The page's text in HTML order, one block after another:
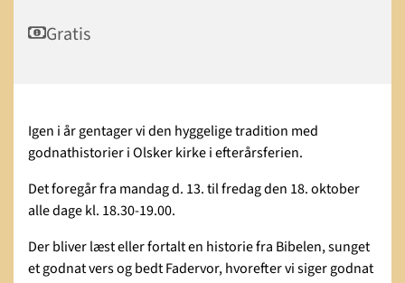
Gratis
Igen i år gentager vi den hyggelige tradition med
godnathistorier i Olsker kirke i efterårsferien.
Det foregår fra mandag d. 13. til fredag den 18. oktober
alle dage kl. 18.30-19.00.
Der bliver læst eller fortalt en historie fra Bibelen, sunget
et godnat vers og bedt Fadervor, hvorefter vi siger godnat